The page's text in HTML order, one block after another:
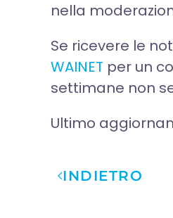
nella
Se ricevere le
WAINET per un
settimane non
Ultimo
INDIETRO